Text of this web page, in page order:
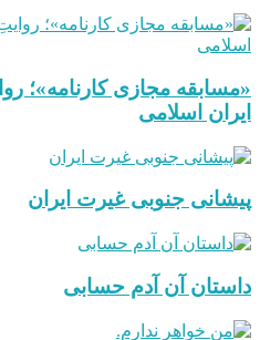
«مسابقه مجازی کارنامه»؛
ایران اسلامی
پیشانی جنوبی غیرت ایران
داستان آن آدم حسابی